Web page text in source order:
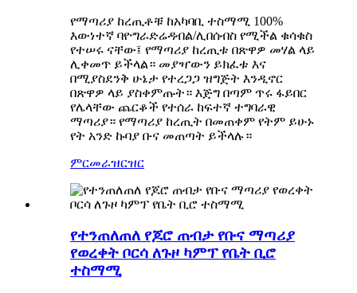
የማጣሪያ ከረጢቶቹ ከአካባቢ ተስማሚ 100%
እውነተኛ ባዮግራድሬዳብል/ሊበሰብስ የሚችል ቁሳቁስ
የተሠሩ ናቸው፤ የማጣሪያ ከረጢቱ በጽዋዎ መሃል ላይ
ሊቀመጥ ይችላል። መያዣውን ይክፈቱ እና
በሚያስደንቅ ሁኔታ የተረጋጋ ዝግጅት እንዲኖር
በጽዋዎ ላይ ያስቀምጡት። እጅግ በጣም ጥሩ ፋይበር
የሌላቸው ጨርቆች የተሰራ ከፍተኛ ተግባራዊ
ማጣሪያ። የማጣሪያ ከረጢት በመጠቀም የትም ይሁኑ
የት አንድ ኩባያ ቡና መጠጣት ይችላሉ።
ምርመራዝርዝር
የተንጠለጠለ የጆሮ ጠብታ የቡና ማጣሪያ
የወረቀት ቦርሳ ለጉዞ ካምፕ የቤት ቢሮ
ተስማሚ